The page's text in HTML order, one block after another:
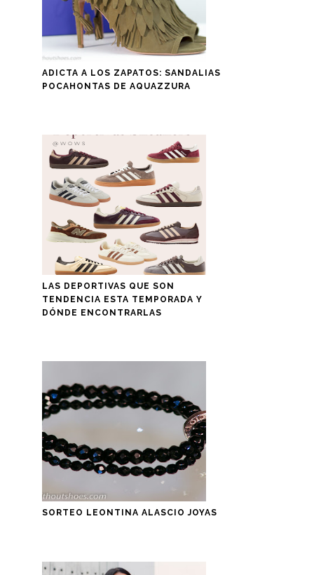
ADICTA A LOS ZAPATOS: SANDALIAS
POCAHONTAS DE AQUAZZURA
LAS DEPORTIVAS QUE SON
TENDENCIA ESTA TEMPORADA Y
DÓNDE ENCONTRARLAS
SORTEO LEONTINA ALASCIO JOYAS